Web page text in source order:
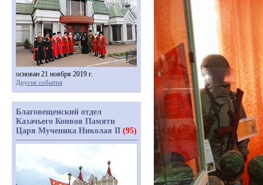
основан 21 ноября 2019 г.
Другие события
Благовещенский отдел
Казачьего Конвоя Памяти
Царя Мученика Николая II (95)